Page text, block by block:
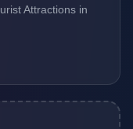
Attractions in